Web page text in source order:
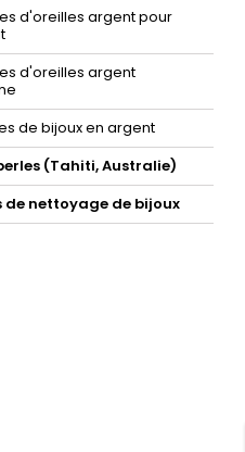
d'oreilles argent pour
d'oreilles argent
de bijoux en argent
(Tahiti, Australie)
de nettoyage de bijoux